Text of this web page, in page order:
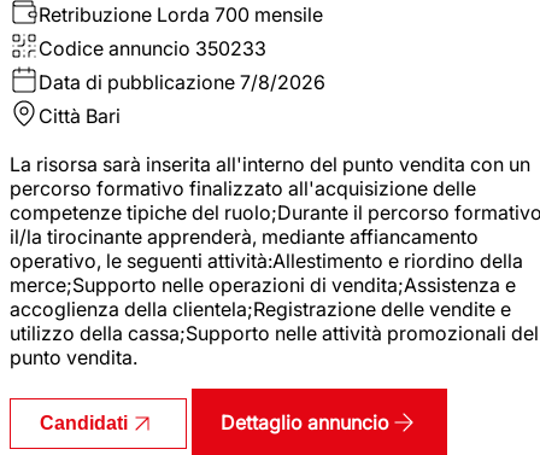
Retribuzione Lorda 700 mensile
Codice annuncio 350233
Data di pubblicazione 7/8/2026
Città Bari
La risorsa sarà inserita all'interno del punto vendita con un
percorso formativo finalizzato all'acquisizione delle
competenze tipiche del ruolo;Durante il percorso
il/la tirocinante apprenderà, mediante affiancamento
operativo, le seguenti attività:Allestimento e riordino della
merce;Supporto nelle operazioni di vendita;Assistenza e
accoglienza della clientela;Registrazione delle vendite e
utilizzo della cassa;Supporto nelle attività promozionali del
punto vendita.
Candidati Dettaglio annuncio